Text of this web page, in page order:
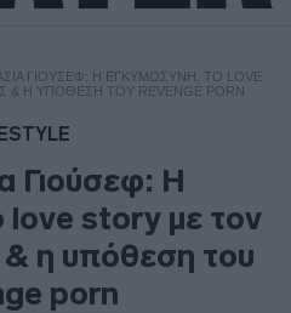
ΓΙΟΎΣΕΦ: Η ΕΓΚΥΜΟΣΎΝΗ, ΤΟ LOVE
Η ΥΠΌΘΕΣΗ ΤΟΥ REVENGE PORN
Γιούσεφ: Η
love story με τον
η υπόθεση του
porn